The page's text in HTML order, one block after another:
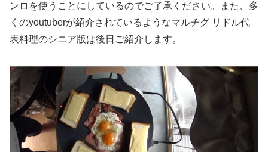
ンロを使うことにしているのでご了承ください。また、多
くのyoutuberが紹介されているようなマルチグ リドル代
表料理のシニア版は後日ご紹介します。